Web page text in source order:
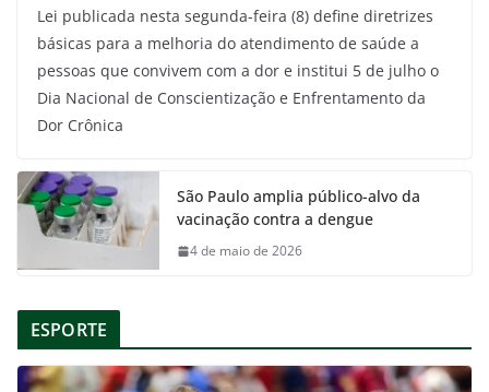
Lei publicada nesta segunda-feira (8) define diretrizes
básicas para a melhoria do atendimento de saúde a
pessoas que convivem com a dor e institui 5 de julho o
Dia Nacional de Conscientização e Enfrentamento da
Dor Crônica
São Paulo amplia público-alvo da
vacinação contra a dengue
4 de maio de 2026
ESPORTE